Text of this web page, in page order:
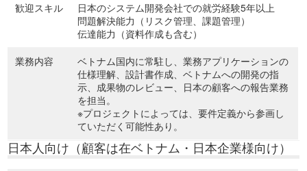
歓迎スキル
日本のシステム開発会社での就労経験5年以上
問題解決能力（リスク管理、課題管理）
伝達能力（資料作成も含む）
業務内容
ベトナム国内に常駐し、業務アプリケーションの
仕様理解、設計書作成、ベトナムへの開発の指
示、成果物のレビュー、日本の顧客への報告業務
を担当。
※プロジェクトによっては、要件定義から参画し
ていただく可能性あり。
日本人向け（顧客は在ベトナム・日本企業様向け）